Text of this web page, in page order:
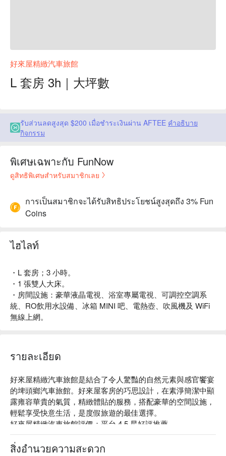
好來屋精緻汽車旅館
L 套房 3h｜大坪數
รับส่วนลดสูงสุด $200 เมื่อชำระเงินผ่าน AFTEE คำอธิบาย
กิจกรรม
พิเศษเฉพาะกับ FunNow
ดูสิทธิพิเศษสำหรับสมาชิกเลย
การเป็นสมาชิกจะได้รับสิทธิประโยชน์สูงสุดถึง 3% Fun
Coins
ไฮไลท์
・L 套房；3 小時。
・1 張雙人大床。
・房間設施：豪華液晶電視、浴室專屬電視、可調控空調系
統、RO飲用水設備、冰箱 MINI 吧、電熱壺、吹風機及 WiFi
無線上網。
รายละเอียด
好來屋精緻汽車旅館是結合了令人驚豔的自然元素與感官饗宴
的埤頭鄉汽車旅館。好來屋客房的巧思設計，在素淨簡潔中顯
露雍容華貴的氣質，精緻體貼的服務，搭配豪華的空間設施，
輕鬆享受快意生活，是度假旅遊的最佳選擇。
好來屋精緻汽車旅館評價：平台 4.5 星好評推薦
好來屋精緻汽車旅館推薦：位於國道 1 交流道下來約 2 分鐘車
程時間，交通便利。
สิ่งอำนวยความสะดวก